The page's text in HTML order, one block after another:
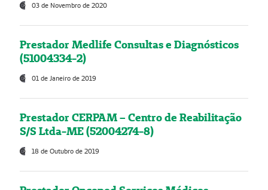
03 de Novembro de 2020
Prestador Medlife Consultas e Diagnósticos
(51004334-2)
01 de Janeiro de 2019
Prestador CERPAM – Centro de Reabilitação
S/S Ltda-ME (52004274-8)
18 de Outubro de 2019